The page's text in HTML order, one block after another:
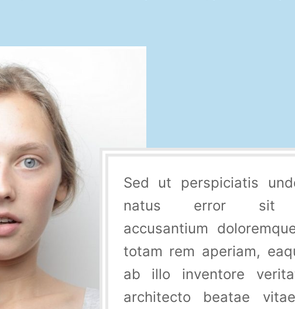
Sed ut perspiciatis
natus error sit
accusantium
totam rem aperiam,
ab illo inventore
architecto beatae